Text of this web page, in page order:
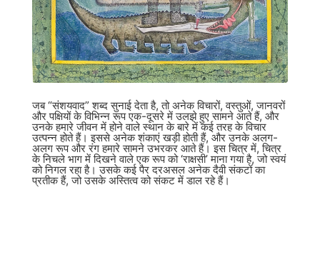
जब “संशयवाद” शब्द सुनाई देता है, तो अनेक विचारों, वस्तुओं, जानवरों
और पक्षियों के विभिन्न रूप एक-दूसरे में उलझे हुए सामने आते हैं, और
उनके हमारे जीवन में होने वाले स्थान के बारे में कई तरह के विचार
उत्पन्न होते हैं। इससे अनेक शंकाएं खड़ी होती हैं, और उनके अलग-
अलग रूप और रंग हमारे सामने उभरकर आते हैं। इस चित्र में, चित्र
के निचले भाग में दिखने वाले एक रूप को ‘राक्षसी’ माना गया है, जो स्वयं
को निगल रहा है। उसके कई पैर दरअसल अनेक दैवी संकटों का
प्रतीक हैं, जो उसके अस्तित्व को संकट में डाल रहे हैं।